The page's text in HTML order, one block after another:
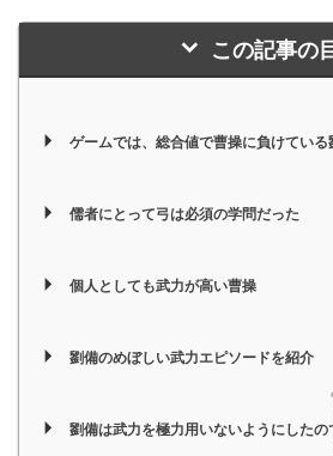
この記事の
ゲームでは、総合値で曹操に負けている
儒者にとって弓は必須の学問だった
個人としても武力が高い曹操
劉備のめぼしい武力エピソードを紹介
劉備は武力を極力用いないようにしたの